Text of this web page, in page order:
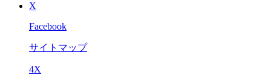
X
Facebook
サイトマップ
4X